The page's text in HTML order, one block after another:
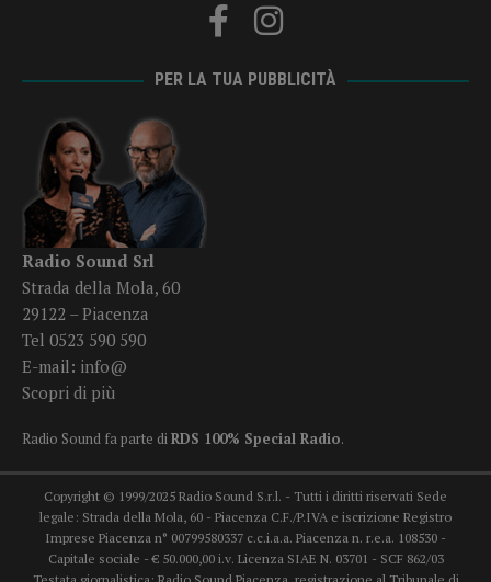
PER LA TUA PUBBLICITÀ
Radio Sound Srl
Strada della Mola, 60
29122 – Piacenza
Tel 0523 590 590
E-mail: info@
Scopri di più
Radio Sound fa parte diRDS 100% Special Radio.
Copyright © 1999/2025 Radio Sound S.r.l. - Tutti i diritti riservati Sede
legale: Strada della Mola, 60 - Piacenza C.F./P.IVA e iscrizione Registro
Imprese Piacenza n° 00799580337 c.c.i.a.a. Piacenza n. r.e.a. 108530 -
Capitale sociale - € 50.000,00 i.v. Licenza SIAE N. 03701 - SCF 862/03